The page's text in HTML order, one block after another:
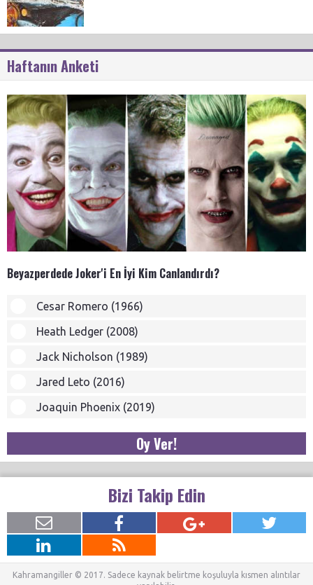
Haftanın Anketi
Beyazperdede Joker'i En İyi Kim Canlandırdı?
Cesar Romero (1966)
Heath Ledger (2008)
Jack Nicholson (1989)
Jared Leto (2016)
Joaquin Phoenix (2019)
Oy Ver!
Bizi Takip Edin
Kahramangiller © 2017. Sadece kaynak belirtme koşuluyla kısmen alıntılar